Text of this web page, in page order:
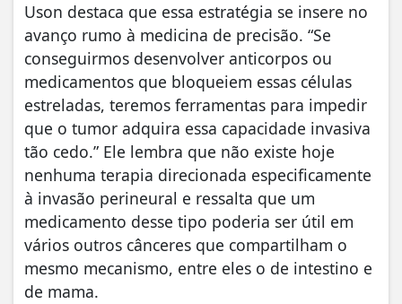
Uson destaca que essa estratégia se insere no
avanço rumo à medicina de precisão. “Se
conseguirmos desenvolver anticorpos ou
medicamentos que bloqueiem essas células
estreladas, teremos ferramentas para impedir
que o tumor adquira essa capacidade invasiva
tão cedo.” Ele lembra que não existe hoje
nenhuma terapia direcionada especificamente
à invasão perineural e ressalta que um
medicamento desse tipo poderia ser útil em
vários outros cânceres que compartilham o
mesmo mecanismo, entre eles o de intestino e
de mama.